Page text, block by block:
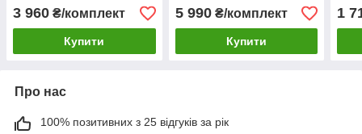
3 960 ₴/комплект
Купити
5 990₴/комплект
Купити
1
Про нас
100% позитивних з 25 відгуків за рік